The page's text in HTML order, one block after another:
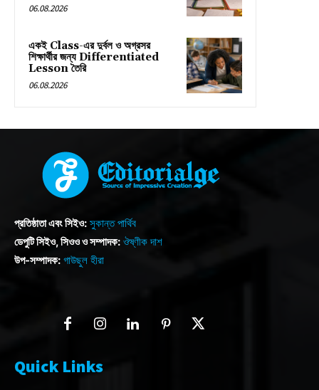
06.08.2026
একই Class-এর দুর্বল ও অগ্রসর
শিক্ষার্থীর জন্য Differentiated
Lesson তৈরি
06.08.2026
প্রতিষ্ঠাতা এবং সিইও: সুকান্ত পার্থিব
ডেপুটি সিইও, সিওও ও সম্পাদক: ঔষ্ণীক দাশ
উপ-সম্পাদক: গাউছুল হীরা
Quick Links